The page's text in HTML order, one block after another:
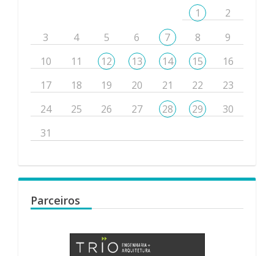
1
2
3
4 5 6 7 8
9
10
11 12 13 14 15
16
17
18 19 20 21 22
23
24
25 26 27 28 29
30
31
Parceiros